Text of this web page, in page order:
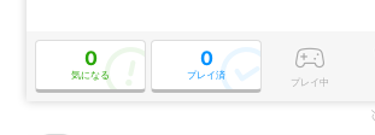
0
気になる
0
プレイ済
プレイ中